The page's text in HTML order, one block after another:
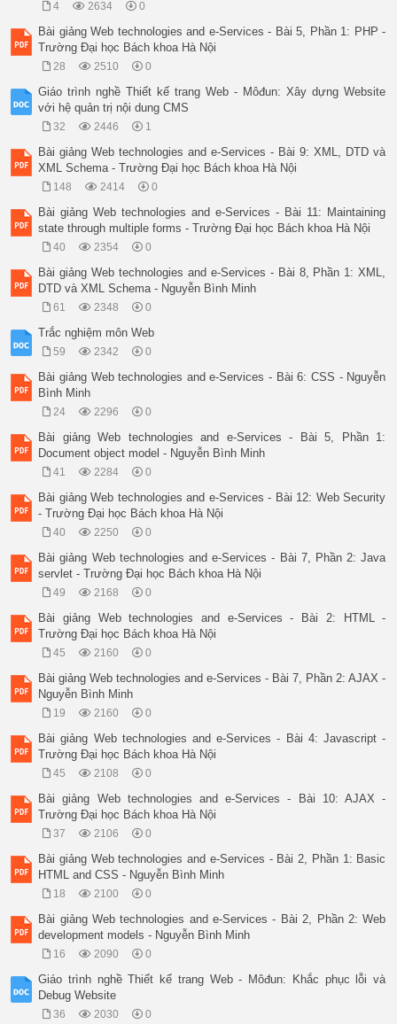
4 2634 0
Bài giảng Web technologies and e-Services - Bài 5, Phần 1: PHP -
Trường Đại học Bách khoa Hà Nội
28 2510 0
Giáo trình nghề Thiết kế trang Web - Môđun: Xây dựng Website
với hệ quản trị nội dung CMS
32 2446 1
Bài giảng Web technologies and e-Services - Bài 9: XML, DTD và
XML Schema - Trường Đại học Bách khoa Hà Nội
148 2414 0
Bài giảng Web technologies and e-Services - Bài 11: Maintaining
state through multiple forms - Trường Đại học Bách khoa Hà Nội
40 2354 0
Bài giảng Web technologies and e-Services - Bài 8, Phần 1: XML,
DTD và XML Schema - Nguyễn Bình Minh
61 2348 0
Trắc nghiệm môn Web
59 2342 0
Bài giảng Web technologies and e-Services - Bài 6: CSS - Nguyễn
Bình Minh
24 2296 0
Bài giảng Web technologies and e-Services - Bài 5, Phần 1:
Document object model - Nguyễn Bình Minh
41 2284 0
Bài giảng Web technologies and e-Services - Bài 12: Web Security
- Trường Đại học Bách khoa Hà Nội
40 2250 0
Bài giảng Web technologies and e-Services - Bài 7, Phần 2: Java
servlet - Trường Đại học Bách khoa Hà Nội
49 2168 0
Bài giảng Web technologies and e-Services - Bài 2: HTML -
Trường Đại học Bách khoa Hà Nội
45 2160 0
Bài giảng Web technologies and e-Services - Bài 7, Phần 2: AJAX -
Nguyễn Bình Minh
19 2160 0
Bài giảng Web technologies and e-Services - Bài 4: Javascript -
Trường Đại học Bách khoa Hà Nội
45 2108 0
Bài giảng Web technologies and e-Services - Bài 10: AJAX -
Trường Đại học Bách khoa Hà Nội
37 2106 0
Bài giảng Web technologies and e-Services - Bài 2, Phần 1: Basic
HTML and CSS - Nguyễn Bình Minh
18 2100 0
Bài giảng Web technologies and e-Services - Bài 2, Phần 2: Web
development models - Nguyễn Bình Minh
16 2090 0
Giáo trình nghề Thiết kế trang Web - Môđun: Khắc phục lỗi và
Debug Website
36 2030 0